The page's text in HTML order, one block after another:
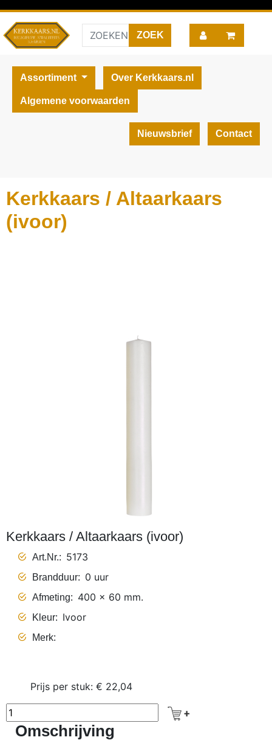
Assortiment Over Kerkkaars.nl
Algemene voorwaarden
Nieuwsbrief Contact
Kerkkaars / Altaarkaars
(ivoor)
Kerkkaars / Altaarkaars (ivoor)
Art.Nr. 5173
Brandduur 0 uur
Afmeting 400 x 60 mm.
Kleur Ivoor
Merk
Prijs per stuk: € 22,04
Omschrijving